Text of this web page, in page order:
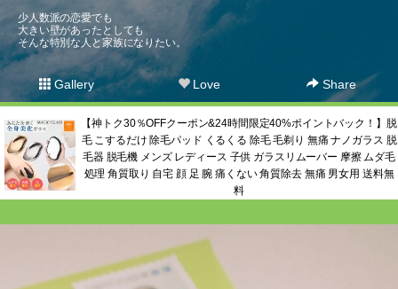
少人数派の恋愛でも
大きい壁があったとしても
そんな特別な人と家族になりたい。
Gallery Love Share
【神トク30％OFFクーポン&24時間限定40%ポイントバック！】脱
毛 こするだけ 除毛パッド くるくる 除毛 毛剃り 無痛 ナノガラス 脱
毛器 脱毛機 メンズ レディース 子供 ガラスリムーバー 摩擦 ムダ毛
処理 角質取り 自宅 顔 足 腕 痛くない 角質除去 無痛 男女用 送料無
料